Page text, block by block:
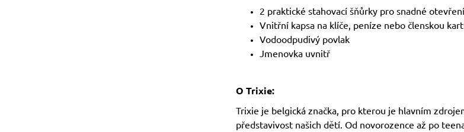
2 praktické stahovací šňůrky pro snadné
Vnitřní kapsa na klíče, peníze nebo členskou
Vodoodpudivý povlak
Jmenovka uvnitř
O Trixie:
Trixie je belgická značka, pro kterou je hlavním
představivost našich dětí. Od novorozence až po